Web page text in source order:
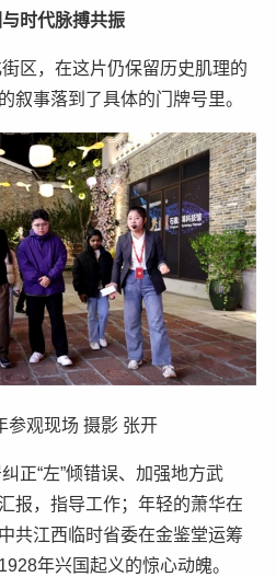
时代脉搏共振
区，在这片仍保留历史肌理的
叙事落到了具体的门牌号里。
参观现场 摄影 张开
正“左”倾错误、加强地方武
报，指导工作；年轻的萧华在
共江西临时省委在金鉴堂运筹
年兴国起义的惊心动魄。